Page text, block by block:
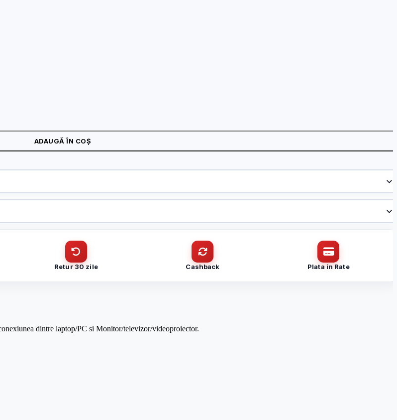
ADAUGĂ ÎN COȘ
Telefon
Cantitate (bucăți)
Retur 30 zile Cashback Plata in Rate
dintre laptop/PC si Monitor/televizor/videoproiector.